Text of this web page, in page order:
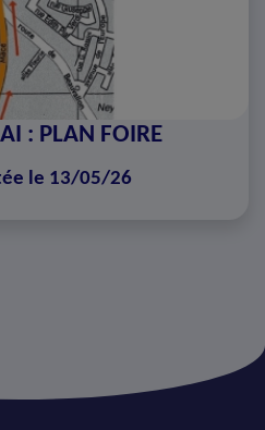
: PLAN FOIRE
le 13/05/26